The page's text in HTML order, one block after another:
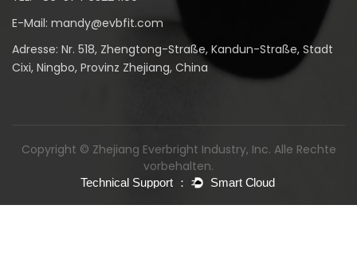
E-Mail: mandy@evbfit.com
Adresse: Nr. 518, Zhengtong-Straße, Kandun-Straße, Stadt
Cixi, Ningbo, Provinz Zhejiang, China
Copyright © Zhejiang Everbright Industry, Inc. Alle Rechte
vorbehalten.